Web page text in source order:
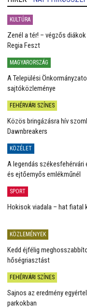
KULTÚRA
Zenél a tér! – végzős
Regia Feszt
MAGYARORSZÁG
A Települési
sajtóközleménye
FEHÉRVÁRI SZÍNES
Közös bringázásra hív
Dawnbreakers
KÖZÉLET
A legendás
és ejtőernyős emlékműnél
SPORT
Hokisok viadala – hat fiatal
KÖZLEMÉNYEK
Kedd éjfélig
hőségriasztást
FEHÉRVÁRI SZÍNES
Sajnos az eredmény
parkokban